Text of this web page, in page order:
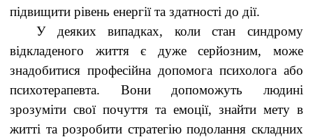
підвищити рівень енергії та здатності до дії.
У деяких випадках, коли стан синдрому
відкладеного життя є дуже серйозним, може
знадобитися професійна допомога психолога або
психотерапевта. Вони допоможуть людині
зрозуміти свої почуття та емоції, знайти мету в
житті та розробити стратегію подолання складних